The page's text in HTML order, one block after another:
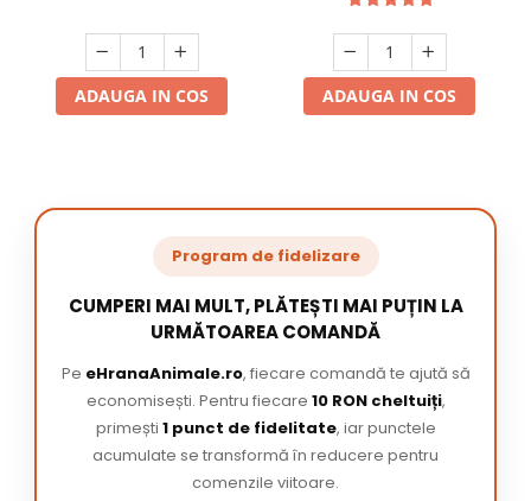
ADAUGA IN COS ADAUGA IN COS
Program de fidelizare
CUMPERI MAI MULT, PLĂTEȘTI MAI PUȚIN LA
URMĂTOAREA COMANDĂ
Pe eHranaAnimale.ro, fiecare comandă te ajută să
economisești. Pentru fiecare 10 RON cheltuiți,
primești 1 punct de fidelitate, iar punctele
acumulate se transformă în reducere pentru
comenzile viitoare.